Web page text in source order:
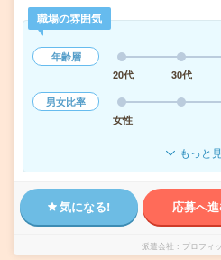
職場の雰囲気
年齢層
20代
30代
男女比率
女性
もっと
気になる! 応募へ
派遣会社 プロフィ